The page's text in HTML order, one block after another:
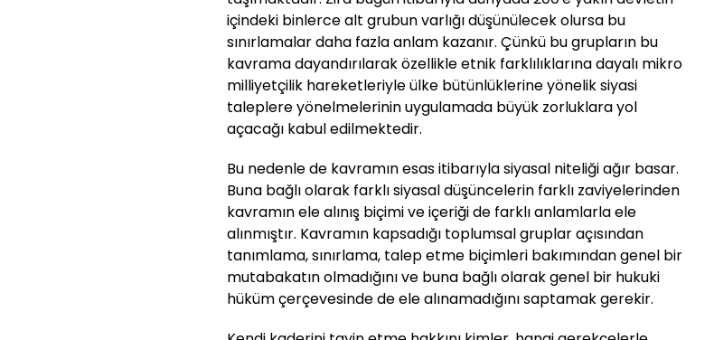
içindeki binlerce alt grubun varlığı düşünülecek olursa bu
sınırlamalar daha fazla anlam kazanır. Çünkü bu grupların bu
kavrama dayandırılarak özellikle etnik farklılıklarına dayalı mikro
milliyetçilik hareketleriyle ülke bütünlüklerine yönelik siyasi
taleplere yönelmelerinin uygulamada büyük zorluklara yol
açacağı kabul edilmektedir.
Bu nedenle de kavramın esas itibarıyla siyasal niteliği ağır basar.
Buna bağlı olarak farklı siyasal düşüncelerin farklı zaviyelerinden
kavramın ele alınış biçimi ve içeriği de farklı anlamlarla ele
alınmıştır. Kavramın kapsadığı toplumsal gruplar açısından
tanımlama, sınırlama, talep etme biçimleri bakımından genel bir
mutabakatın olmadığını ve buna bağlı olarak genel bir hukuki
hüküm çerçevesinde de ele alınamadığını saptamak gerekir.